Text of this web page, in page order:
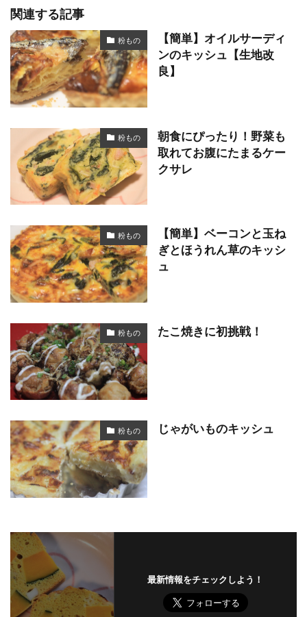
関連する記事
粉もの
【簡単】オイルサーディ
ンのキッシュ【生地改
良】
粉もの
朝食にぴったり！野菜も
取れてお腹にたまるケー
クサレ
粉もの
【簡単】ベーコンと玉ね
ぎとほうれん草のキッシ
ュ
粉もの たこ焼きに初挑戦！
粉もの じゃがいものキッシュ
最新情報をチェックしよう！